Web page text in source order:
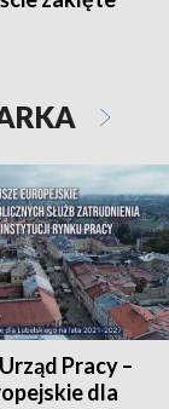
Pracy –
dla